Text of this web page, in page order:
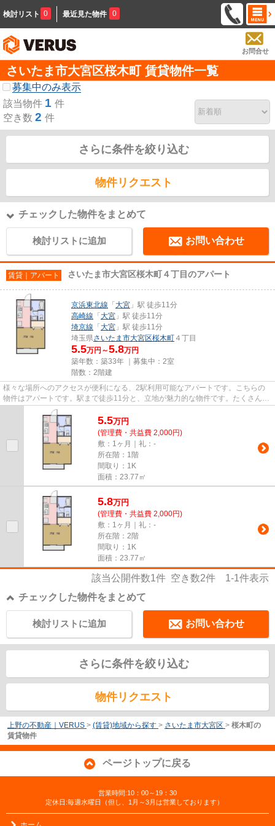
検討リスト 0 最近見た物件 0
お問合せ
さいたま市大宮区桜木町 賃貸物件一覧
募集中のみ表示
該当物件 1 件
空き数 2 件
さらに条件を絞り込む
物件リクエスト
チェックした物件をまとめて
検討リストに追加 お問い合わせ
賃貸｜アパート さいたま市大宮区桜木町４丁目のアパート
京浜東北線 「 大宮 」駅 徒歩11分
高崎線 「 大宮 」駅 徒歩11分
埼京線 「 大宮 」駅 徒歩11分
埼玉県さいたま市大宮区桜木町 ４丁目
5.5万円～5.8万円
築年数：築33年 ｜募集中： 2室
階数：2階建
様々な場所へのアクセスが便利になる、2駅利用可能なアパートです。こちらの
物件はアパートです。駅まで徒歩11分と、立地が魅力的な物件です。たくさんの
物件をご用意致しました。色々...
5.5万円
(管理費・共益費 2,000円)
敷：1ヶ月｜礼：-
所在階：1階
間取り：1K
面積：23.77㎡
5.8万円
(管理費・共益費 2,000円)
敷：1ヶ月｜礼：-
所在階：2階
間取り：1K
面積：23.77㎡
該当公開件数1件 空き数2件 1-1件表示
チェックした物件をまとめて
お問い合わせ
検討リストに追加
さらに条件を絞り込む
物件リクエスト
上野の不動産｜VERUS > (賃貸)地域から探す > さいたま市大宮区 > 桜木町の
賃貸物件
ページトップに戻る
営業時間:10：00～19：30
定休日:毎週水曜日（但し、1月～3月は営業しております）